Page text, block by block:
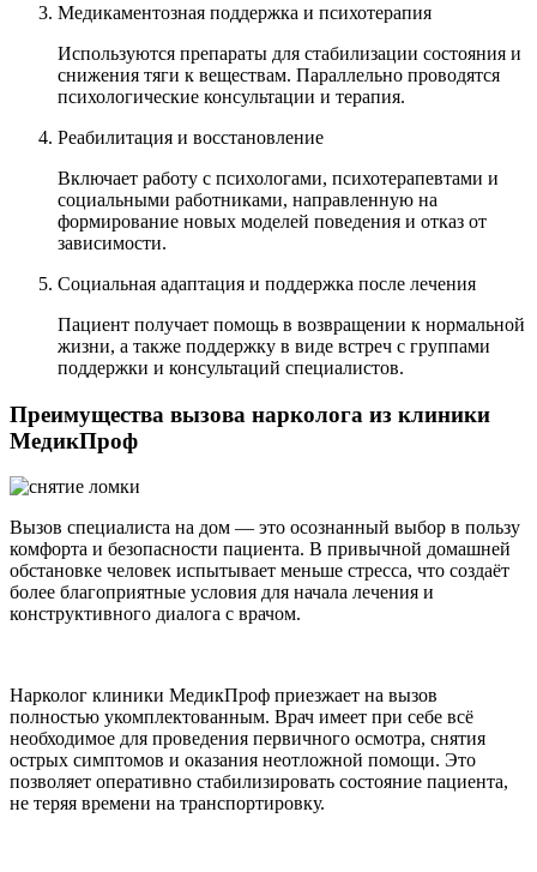
Медикаментозная поддержка и психотерапия
Используются препараты для стабилизации состояния и
снижения тяги к веществам. Параллельно проводятся
психологические консультации и терапия.
Реабилитация и восстановление
Включает работу с психологами, психотерапевтами и
социальными работниками, направленную на
формирование новых моделей поведения и отказ от
зависимости.
Социальная адаптация и поддержка после лечения
Пациент получает помощь в возвращении к нормальной
жизни, а также поддержку в виде встреч с группами
поддержки и консультаций специалистов.
Преимущества вызова нарколога из клиники
МедикПроф
Вызов специалиста на дом — это осознанный выбор в пользу
комфорта и безопасности пациента. В привычной домашней
обстановке человек испытывает меньше стресса, что создаёт
более благоприятные условия для начала лечения и
конструктивного диалога с врачом.
Нарколог клиники МедикПроф приезжает на вызов
полностью укомплектованным. Врач имеет при себе всё
необходимое для проведения первичного осмотра, снятия
острых симптомов и оказания неотложной помощи. Это
позволяет оперативно стабилизировать состояние пациента,
не теряя времени на транспортировку.